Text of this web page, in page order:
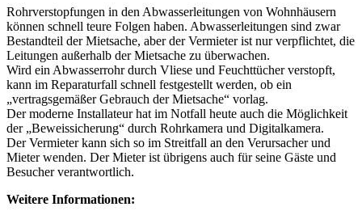
Rohrverstopfungen in den Abwasserleitungen von Wohnhäusern
können schnell teure Folgen haben. Abwasserleitungen sind zwar
Bestandteil der Mietsache, aber der Vermieter ist nur verpflichtet, die
Leitungen außerhalb der Mietsache zu überwachen.
Wird ein Abwasserrohr durch Vliese und Feuchttücher verstopft,
kann im Reparaturfall schnell festgestellt werden, ob ein
„vertragsgemäßer Gebrauch der Mietsache“ vorlag.
Der moderne Installateur hat im Notfall heute auch die Möglichkeit
der „Beweissicherung“ durch Rohrkamera und Digitalkamera.
Der Vermieter kann sich so im Streitfall an den Verursacher und
Mieter wenden. Der Mieter ist übrigens auch für seine Gäste und
Besucher verantwortlich.
Weitere Informationen: